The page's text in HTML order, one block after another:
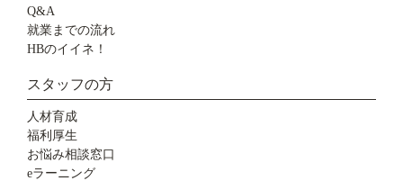
Q&A
就業までの流れ
HBのイイネ！
スタッフの方
人材育成
福利厚生
お悩み相談窓口
eラーニング